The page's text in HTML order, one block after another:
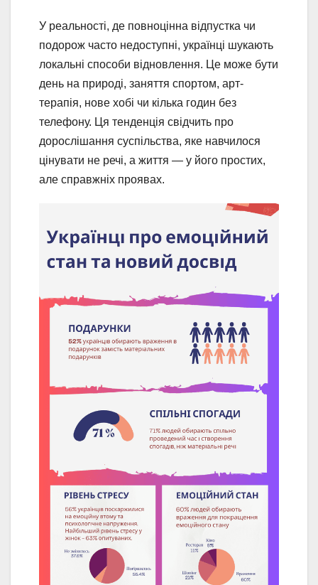
У реальності, де повноцінна відпустка чи
подорож часто недоступні, українці шукають
локальні способи відновлення. Це може бути
день на природі, заняття спортом, арт-
терапія, нове хобі чи кілька годин без
телефону. Ця тенденція свідчить про
дорослішання суспільства, яке навчилося
цінувати не речі, а життя — у його простих,
але справжніх проявах.